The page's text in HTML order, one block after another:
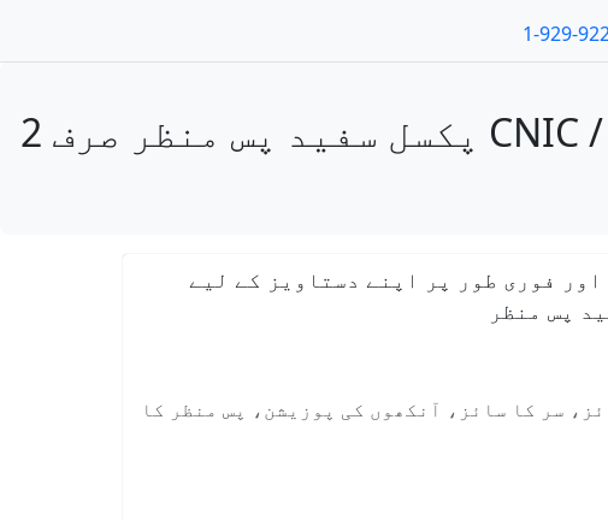
فوٹو حاصل کریں پاکستان نادرا CNIC / NICOP / POC 350x467 پکسل سفید پس منظر صرف 2
فوری طور پر اپنے دستاویز کے لیے
سر کا سائز، آنکھوں کی پوزیشن، پس منظر کا